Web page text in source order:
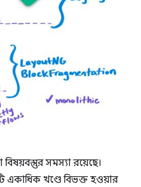
বিষয়বস্তুর সমস্যা রয়েছে।
একাধিক খণ্ডে বিভক্ত হওয়ার